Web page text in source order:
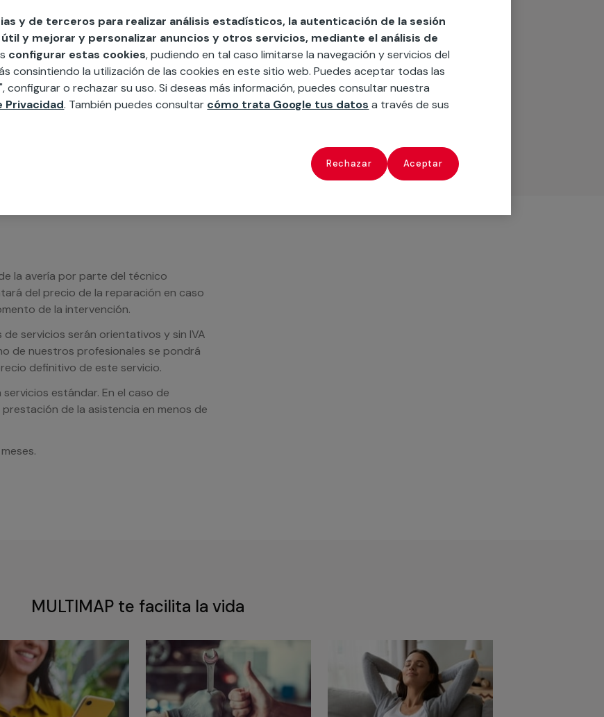
incluyendo todo lo que necesites:
etc. Cuéntanos que necesitas
la avería por parte del técnico
del precio de la reparación en caso
de la intervención.
servicios serán orientativos y sin IVA
de nuestros profesionales se pondrá
definitivo de este servicio.
estándar. En el caso de
de la asistencia en menos de
MULTIMAP te facilita la vida
y de terceros para realizar análisis estadísticos, la autenticación de la sesión
y mejorar y personalizar anuncios y otros servicios, mediante el análisis de
configurar estas cookies, pudiendo en tal caso limitarse la navegación y servicios del
consintiendo la utilización de las cookies en este sitio web. Puedes aceptar todas las
o rechazar su uso. Si deseas más información, puedes consultar nuestra
Privacidad. También puedes consultar cómo trata Google tus datos a través de sus
Rechazar Aceptar